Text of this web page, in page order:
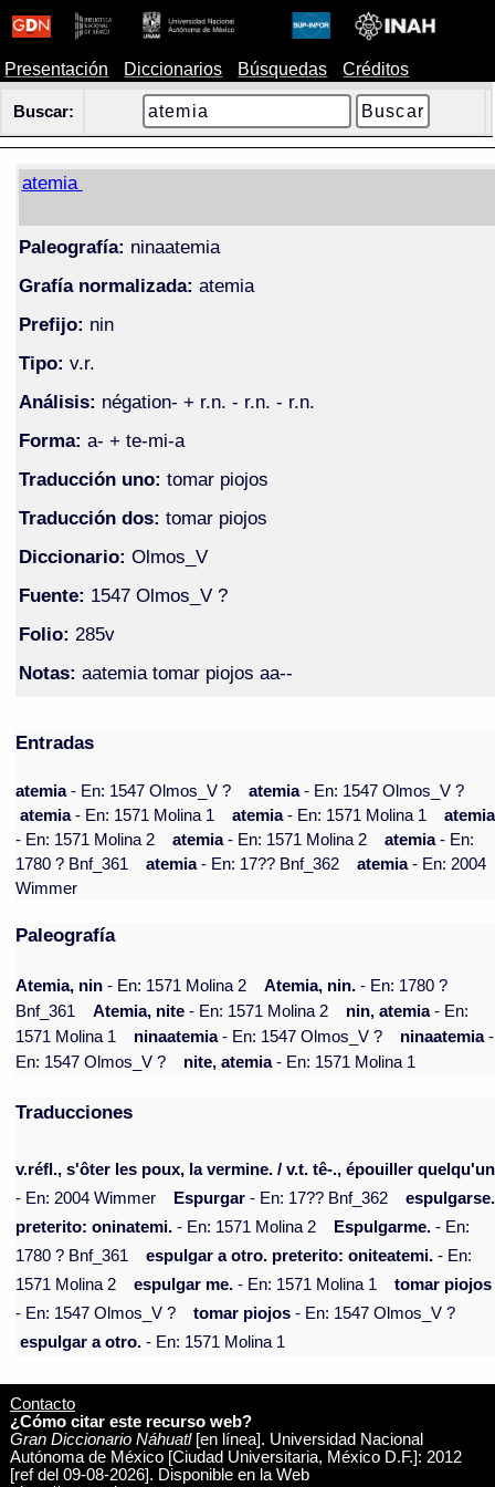
Presentación Diccionarios Búsquedas Créditos
Buscar:
atemia
Paleografía: ninaatemia
Grafía normalizada: atemia
Prefijo: nin
Tipo: v.r.
Análisis: négation- + r.n. - r.n. - r.n.
Forma: a- + te-mi-a
Traducción uno: tomar piojos
Traducción dos: tomar piojos
Diccionario: Olmos_V
Fuente: 1547 Olmos_V ?
Folio: 285v
Notas: aatemia tomar piojos aa--
Entradas
atemia- En: 1547 Olmos_V ? atemia- En: 1547 Olmos_V ?
atemia- En: 1571 Molina 1 atemia- En: 1571 Molina 1
atemia
- En: 1571 Molina 2
atemia- En: 1571 Molina 2 atemia- En:
1780 ? Bnf_361
atemia- En: 17?? Bnf_362 atemia- En: 2004
Wimmer
Paleografía
Atemia, nin - En: 1571 Molina 2 Atemia, nin. - En: 1780 ?
Bnf_361
Atemia, nite - En: 1571 Molina 2 nin, atemia- En:
1571 Molina 1
ninaatemia- En: 1547 Olmos_V ? ninaatemia-
En: 1547 Olmos_V ?
nite, atemia- En: 1571 Molina 1
Traducciones
v.réfl., s'ôter les poux, la vermine. / v.t. tê-., épouiller
- En: 2004 Wimmer
Espurgar - En: 17?? Bnf_362
espulgarse.
preterito: oninatemi. - En: 1571 Molina 2 Espulgarme. - En:
1780 ? Bnf_361
espulgar a otro. preterito: oniteatemi. - En:
1571 Molina 2
espulgar me. - En: 1571 Molina 1
tomar piojos
- En: 1547 Olmos_V ?
tomar piojos - En: 1547 Olmos_V ?
espulgar a otro. - En: 1571 Molina 1
Contacto
¿Cómo citar este recurso web?
Gran Diccionario Náhuatl[en línea]. Universidad Nacional
Autónoma de México [Ciudad Universitaria, México D.F.]: 2012
[ref del 09-08-2026]. Disponible en la Web